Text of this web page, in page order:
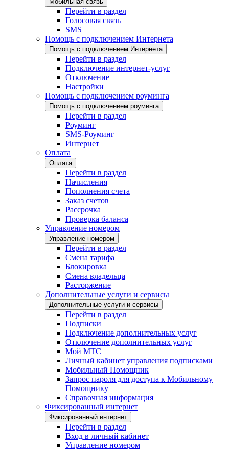
Перейти в раздел
Голосовая связь
SMS
Помощь с подключением Интернета
Помощь с подключением Интернета
Перейти в раздел
Подключение интернет-услуг
Отключение
Настройки
Помощь с подключением роуминга
Помощь с подключением роуминга
Перейти в раздел
Роуминг
SMS-Роуминг
Интернет
Оплата
Оплата
Перейти в раздел
Начисления
Пополнения счета
Заказ счетов
Рассрочка
Проверка баланса
Управление номером
Управление номером
Перейти в раздел
Смена тарифа
Блокировка
Смена владельца
Расторжение
Дополнительные услуги и сервисы
Дополнительные услуги и сервисы
Перейти в раздел
Подписки
Подключение дополнительных услуг
Отключение дополнительных услуг
Мой МТС
Личный кабинет управления подписками
Мобильный Помощник
Запрос пароля для доступа к Мобильному
Помощнику
Справочная информация
Фиксированный интернет
Фиксированный интернет
Перейти в раздел
Вход в личный кабинет
Управление номером